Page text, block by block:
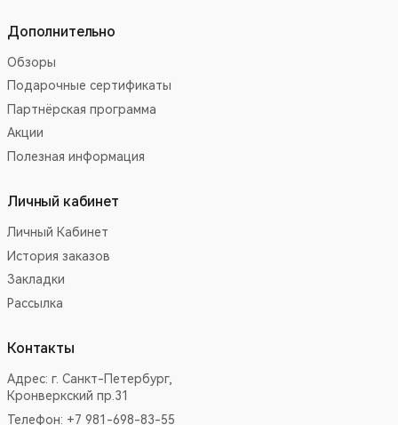
Дополнительно
Обзоры
Подарочные сертификаты
Партнёрская программа
Акции
Полезная информация
Личный кабинет
Личный Кабинет
История заказов
Закладки
Рассылка
Контакты
Адрес: г. Санкт-Петербург,
Кронверкский пр.31
Телефон: +7 981-698-83-55